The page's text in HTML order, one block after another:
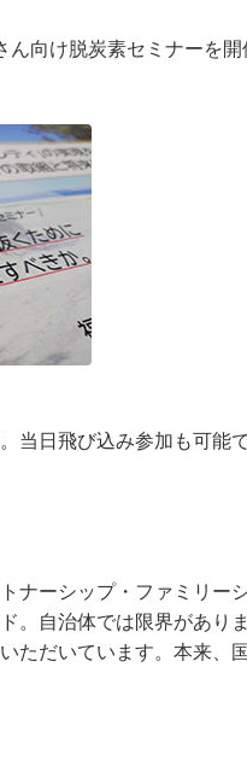
ん向け脱炭素セミナーを
当日飛び込み参加も可能
ナーシップ・ファミリー
。自治体では限界があり
ただいています。本来、